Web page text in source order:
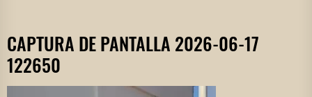
CAPTURA DE PANTALLA 2026-06-17
122650